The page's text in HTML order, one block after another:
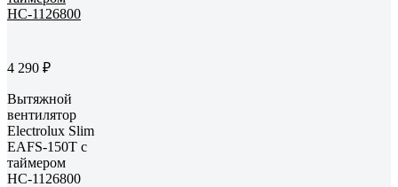
4 290 ₽
Вытяжной
вентилятор
Electrolux Slim
EAFS-150T с
таймером
НС-1126800